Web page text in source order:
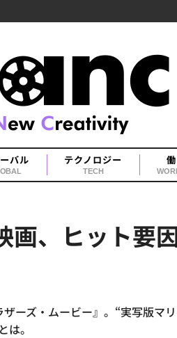
バル テクノロジー
TECH
、ヒット要
ーズ・ムービー』。“実写版マ
。